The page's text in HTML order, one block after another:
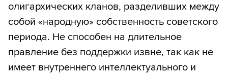
олигархических кланов, разделивших между
собой «народную» собственность советского
периода. Не способен на длительное
правление без поддержки извне, так как не
имеет внутреннего интеллектуального и